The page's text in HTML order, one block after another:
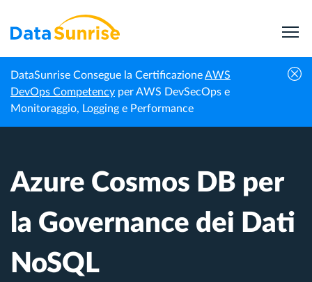
DataSunrise Consegue la CertificazioneAWS
DevOps Competency per AWS DevSecOps e
Monitoraggio, Logging e Performance
Homepage
Centro di
Conoscenza
Azure Cosmos DB per la Governance dei
Dati NoSQL
Azure Cosmos DB per
la Governance dei Dati
NoSQL